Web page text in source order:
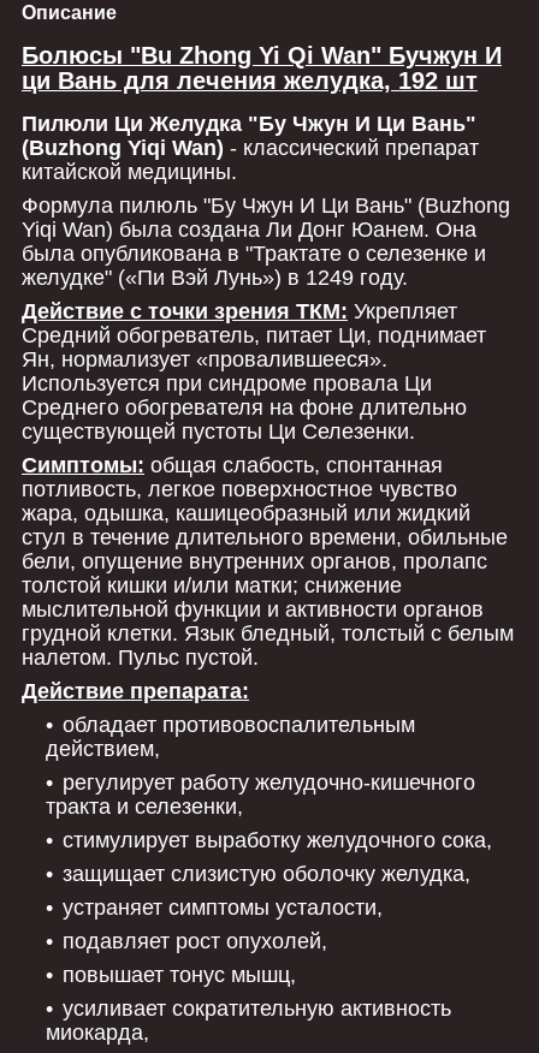
Описание
Болюсы "Bu Zhong Yi Qi Wan" Бучжун И
ци Вань для лечения желудка, 192 шт
Пилюли Ци Желудка "Бу Чжун И Ци Вань"
(Buzhong Yiqi Wan) - классический препарат
китайской медицины.
Формула пилюль "Бу Чжун И Ци Вань" (Buzhong
Yiqi Wan) была создана Ли Донг Юанем. Она
была опубликована в "Трактате о селезенке и
желудке" («Пи Вэй Лунь») в 1249 году.
Действие с точки зрения ТКМ: Укрепляет
Средний обогреватель, питает Ци, поднимает
Ян, нормализует «провалившееся».
Используется при синдроме провала Ци
Среднего обогревателя на фоне длительно
существующей пустоты Ци Селезенки.
Симптомы: общая слабость, спонтанная
потливость, легкое поверхностное чувство
жара, одышка, кашицеобразный или жидкий
стул в течение длительного времени, обильные
бели, опущение внутренних органов, пролапс
толстой кишки и/или матки; снижение
мыслительной функции и активности органов
грудной клетки. Язык бледный, толстый с белым
налетом. Пульс пустой.
Действие препарата:
обладает противовоспалительным
действием,
регулирует работу желудочно-кишечного
тракта и селезенки,
стимулирует выработку желудочного сока,
защищает слизистую оболочку желудка,
устраняет симптомы усталости,
подавляет рост опухолей,
повышает тонус мышц,
усиливает сократительную активность
миокарда,